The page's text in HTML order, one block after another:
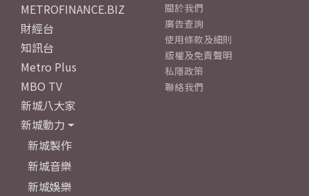
METROFINANCE.BIZ
財經台
知訊台
Metro Plus
MBO TV
新城八大家
新城動力
新城製作
新城音樂
新城娛樂
關於我們
廣告查詢
使用條款及細則
版權及免責聲明
私隱政策
聯絡我們